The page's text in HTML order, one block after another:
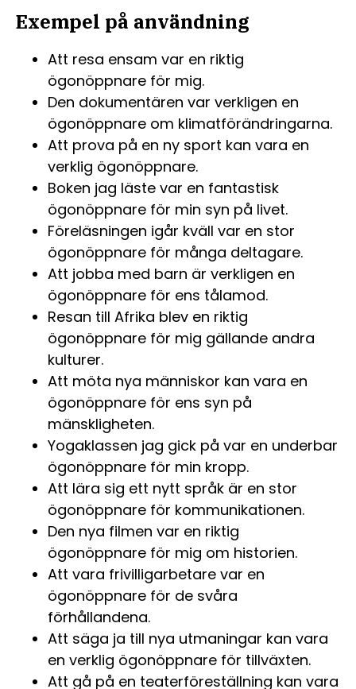
Exempel på användning
Att resa ensam var en riktig
ögonöppnare för mig.
Den dokumentären var verkligen en
ögonöppnare om klimatförändringarna.
Att prova på en ny sport kan vara en
verklig ögonöppnare.
Boken jag läste var en fantastisk
ögonöppnare för min syn på livet.
Föreläsningen igår kväll var en stor
ögonöppnare för många deltagare.
Att jobba med barn är verkligen en
ögonöppnare för ens tålamod.
Resan till Afrika blev en riktig
ögonöppnare för mig gällande andra
kulturer.
Att möta nya människor kan vara en
ögonöppnare för ens syn på
mänskligheten.
Yogaklassen jag gick på var en underbar
ögonöppnare för min kropp.
Att lära sig ett nytt språk är en stor
ögonöppnare för kommunikationen.
Den nya filmen var en riktig
ögonöppnare för mig om historien.
Att vara frivilligarbetare var en
ögonöppnare för de svåra
förhållandena.
Att säga ja till nya utmaningar kan vara
en verklig ögonöppnare för tillväxten.
Att gå på en teaterföreställning kan vara